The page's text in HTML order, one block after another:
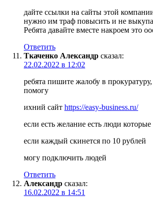
дайте ссылки на сайты этой
нужно им траф повысить и не
Ребята давайте вместе накроем это
Ответить
Ткаченко Александр сказал:
22.02.2022 в 12:02
ребята пишите жалобу в прокуратуру,
помогу
ихний сайт https://easy-business.ru/
если есть желание есть люди
если каждый скинется по 10 рублей
могу подключить людей
Ответить
Александр сказал:
16.02.2022 в 14:51